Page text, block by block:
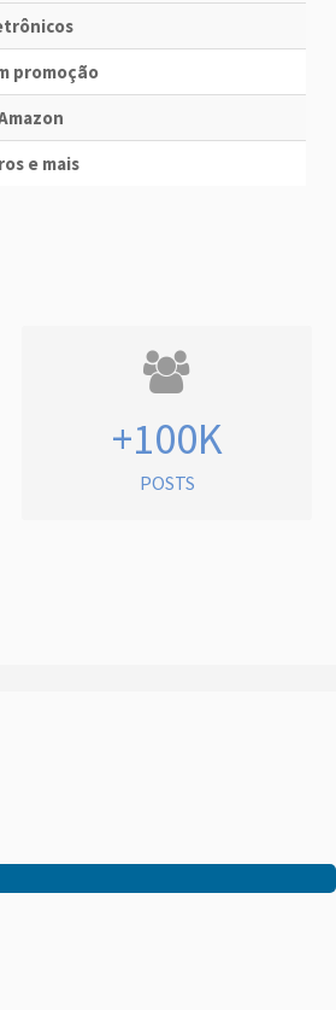
promoção
e mais
+100K
POSTS